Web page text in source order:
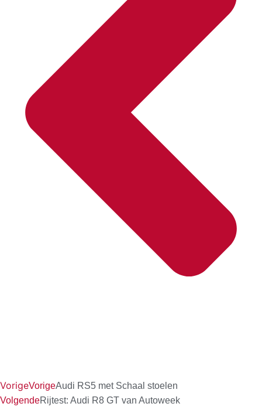
VorigeVorigeAudi RS5 met Schaal stoelen
VolgendeRijtest: Audi R8 GT van Autoweek